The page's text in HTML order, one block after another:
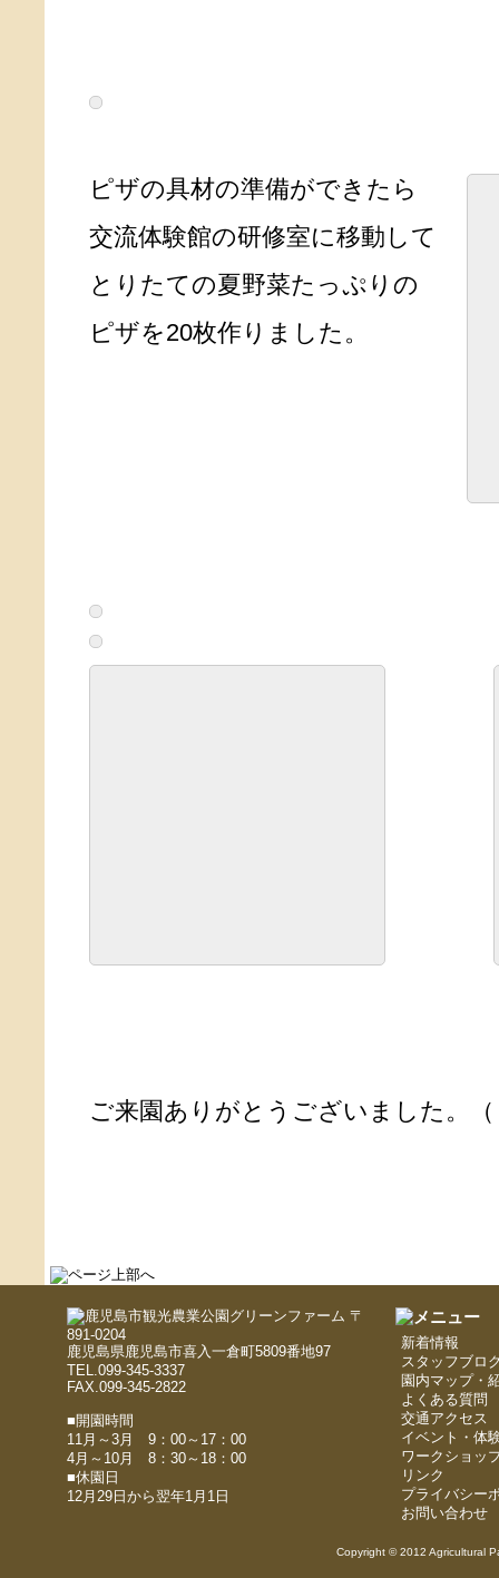
ピザの具材の準備ができたら
交流体験館の研修室に移動して
とりたての夏野菜たっぷりの
ピザを20枚作りました。
ご来園ありがとうございました。
〒
891-0204
鹿児島県鹿児島市喜入一倉町5809番地97
TEL.099-345-3337
FAX.099-345-2822
■開園時間
11月～3月 9：00～17：00
4月～10月 8：30～18：00
■休園日
12月29日から翌年1月1日
新着情報
スタッフブロ
園内マップ・
よくある質問
交通アクセス
イベント・体
ワークショッ
リンク
プライバシー
お問い合わせ
Copyright © 2012 Agricultural